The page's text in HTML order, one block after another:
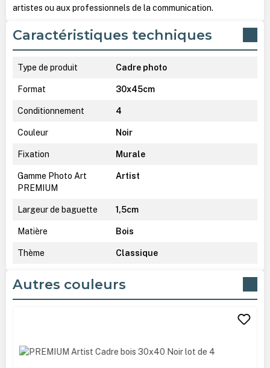
artistes ou aux professionnels de la communication.
Caractéristiques techniques
Type de produit Cadre photo
Format 30x45cm
Conditionnement 4
Couleur Noir
Fixation Murale
Gamme Photo Art
PREMIUM
Artist
Largeur de baguette 1,5cm
Matière Bois
Thème Classique
Autres couleurs